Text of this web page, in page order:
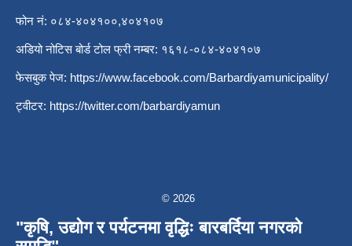
फोन नं: ०८४-४०४१००,४०४१०७
अडियो नोटिस बोर्ड टोल फ्री नम्बर: १६१८-०८४-४०४१०७
फेसबुक पेज: https://www.facebook.com/Barbardiyamunicipality/
ट्वीटर: https://twitter.com/barbardiyamun
© 2026
"कृषि, उद्योग र पर्यटनमा वृद्धिः बारबर्दिया नगरको